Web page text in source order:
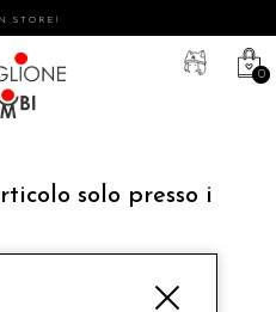
STORE!
0
solo presso i
Angela